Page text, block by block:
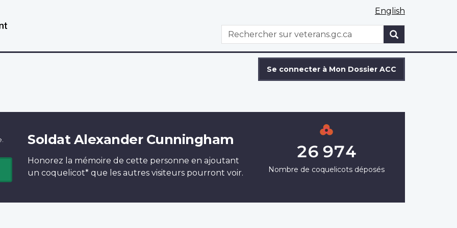
English
WxT
Search
Rechercher
Se connecter à Mon Dossier ACC
Soldat Alexander Cunningham
Honorez la mémoire de cette personne en ajoutant
un coquelicot* que les autres visiteurs pourront voir.
26 974
Nombre de coquelicots déposés